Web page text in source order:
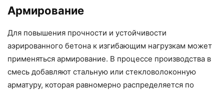
Армирование
Для повышения прочности и устойчивости
аэрированного бетона к изгибающим нагрузкам может
применяться армирование. В процессе производства в
смесь добавляют стальную или стекловолоконную
арматуру, которая равномерно распределяется по